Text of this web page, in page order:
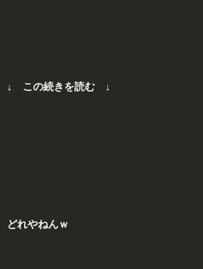
↓ この続きを読む ↓
どれやねんｗ